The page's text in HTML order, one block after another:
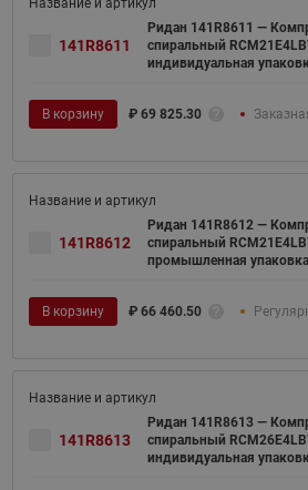
141R8611
Ридан 141R8611 —
спиральный
индивидуальная
В корзину ₽ 69 825.30
141R8612
Ридан 141R8612 —
спиральный
промышленная упаковка
В корзину ₽ 66 460.50
141R8613
Ридан 141R8613 —
спиральный
индивидуальная